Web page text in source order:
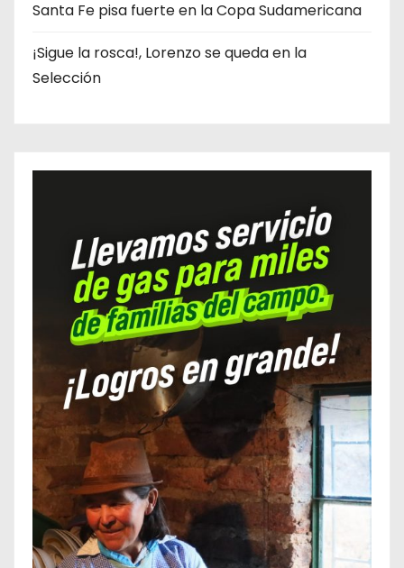
Santa Fe pisa fuerte en la Copa Sudamericana
¡Sigue la rosca!, Lorenzo se queda en la
Selección